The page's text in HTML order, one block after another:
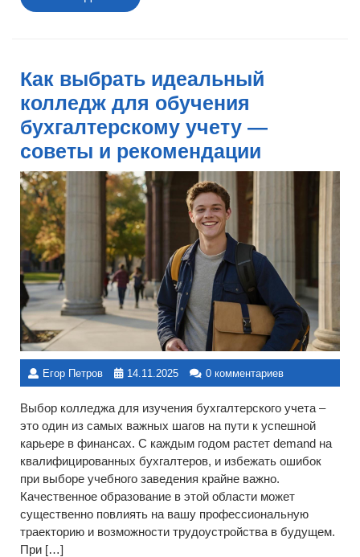
далее
Как выбрать идеальный
колледж для обучения
бухгалтерскому учету —
советы и рекомендации
Егор Петров 14.11.2025 0 комментариев
Выбор колледжа для изучения бухгалтерского учета –
это один из самых важных шагов на пути к успешной
карьере в финансах. С каждым годом растет demand на
квалифицированных бухгалтеров, и избежать ошибок
при выборе учебного заведения крайне важно.
Качественное образование в этой области может
существенно повлиять на вашу профессиональную
траекторию и возможности трудоустройства в будущем.
При […]